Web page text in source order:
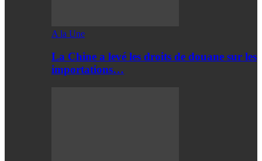
A la Une
La Chine a levé les droits de douane sur les
importations…